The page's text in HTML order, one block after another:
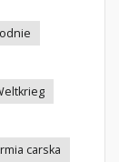
carska